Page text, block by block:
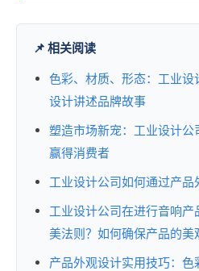
📌 相关阅读
色彩、材质、形态：工业
设计讲述品牌故事
塑造市场新宠：工业设计
赢得消费者
工业设计公司如何通过产
工业设计公司在进行音响
美法则？如何确保产品的美
产品外观设计实用技巧：